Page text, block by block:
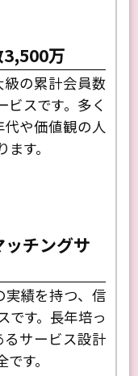
3,500万
の累計会員数
スです。多く
や価値観の人
す。
チングサ
績を持つ、信
です。長年培っ
サービス設計
す。